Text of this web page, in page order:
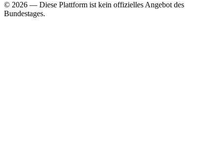
© 2026 — Diese Plattform ist kein offizielles Angebot des
Bundestages.